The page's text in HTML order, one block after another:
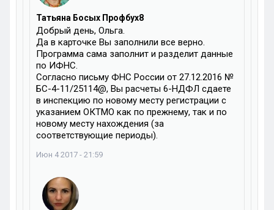
Татьяна Босых Профбух8
Добрый день, Ольга.
Да в карточке Вы заполнили все верно.
Программа сама заполнит и разделит данные
по ИФНС.
Согласно письму ФНС России от 27.12.2016 №
БС-4-11/25114@, Вы расчеты 6-НДФЛ сдаете
в инспекцию по новому месту регистрации с
указанием ОКТМО как по прежнему, так и по
новому месту нахождения (за
соответствующие периоды).
Июн 4 2017 - 21:59